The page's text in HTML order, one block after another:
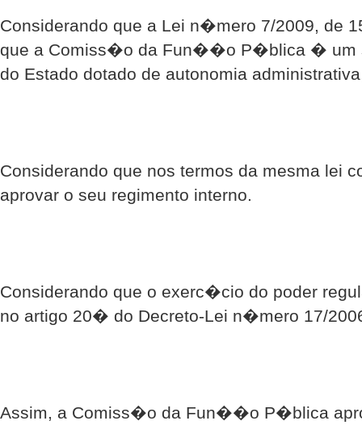
Considerando que a Lei n�mero 7/2009, de
que a Comiss�o da Fun��o P�blica � um
do Estado dotado de autonomia
Considerando que nos termos da mesma lei
aprovar o seu regimento interno.
Considerando que o exerc�cio do poder
no artigo 20� do Decreto-Lei n�mero 17/
Assim, a Comiss�o da Fun��o P�blica